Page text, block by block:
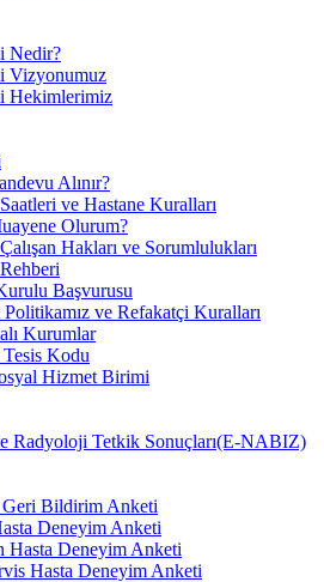
Nedir?
Vizyonumuz
Hekimlerimiz
Alınır?
ve Hastane Kuralları
Olurum?
Hakları ve Sorumlulukları
Başvurusu
ve Refakatçi Kuralları
Kurumlar
Kodu
Hizmet Birimi
Radyoloji Tetkik Sonuçları(E-NABIZ)
Geri Bildirim Anketi
Deneyim Anketi
Hasta Deneyim Anketi
Hasta Deneyim Anketi